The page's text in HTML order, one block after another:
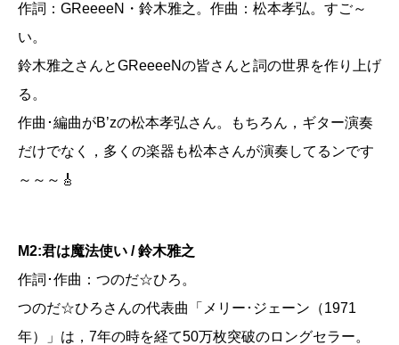
作詞：GReeeeN・鈴木雅之。作曲：松本孝弘。すご～
い。
鈴木雅之さんとGReeeeNの皆さんと詞の世界を作り上げ
る。
作曲･編曲がB’zの松本孝弘さん。もちろん，ギター演奏
だけでなく，多くの楽器も松本さんが演奏してるンです
～～～🎸
M2:君は魔法使い / 鈴木雅之
作詞･作曲：つのだ☆ひろ。
つのだ☆ひろさんの代表曲「メリー･ジェーン（1971
年）」は，7年の時を経て50万枚突破のロングセラー。